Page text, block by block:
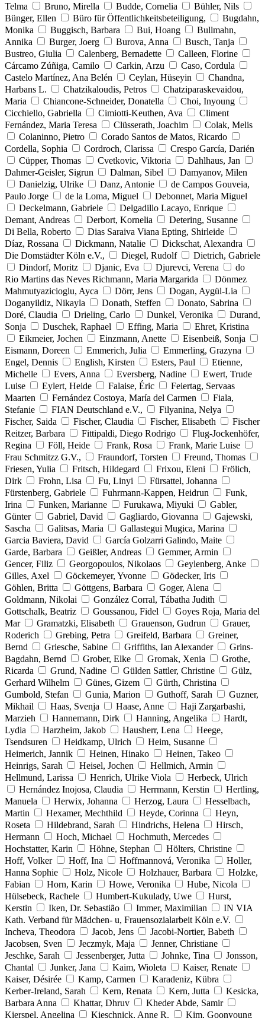
Telma
Bruno, Mirella Budde, Cornelia
Bühler, Nils
Bünger, Ellen
Büro für Öffentlichkeitsbeteiligung,
Bugdahn,
Monika
Buggisch, Barbara Bui, Hoang
Bullmahn,
Annika
Burger, Joerg Burova, Anna
Busch, Tanja
Bustreo, Giulia
Calenberg, Bernadette
Calleen, Florine
Cárcamo Zúñiga, Camilo
Carkin, Arzu
Caso, Cordula
Castelo Martínez, Ana Belén
Ceylan, Hüseyin
Chandna,
Harbans L.
Chatzikaloudis, Petros
Chatziparaskevaidou,
Maria
Chiancone-Schneider, Donatella
Choi, Inyoung
Cicchiello, Gabriella
Cimiotti-Keuthen, Ava
Climent
Fernández, Maria Teresa
Clüsserath, Joachim
Colak, Melis
Colaninno, Pietro
Corado Santos de Matos, Ricardo
Cordella, Sophia
Cordroch, Clarissa
Crespo García, Darién
Cüpper, Thomas
Cvetkovic, Viktoria
Dahlhaus, Jan
Dahmer-Geisler, Sigrun
Dalman, Sibel
Damyanov, Milen
Danielzig, Ulrike
Danz, Antonie
de Campos Gouveia,
Paulo Jorge
de la Loma, Miguel
Debonnet, Maria Miguel
Deckelmann, Gabriele
Delgadillo Lacayo, Enrique
Demant, Andreas
Derbort, Kornelia
Detering, Susanne
Di Bella, Roberto
Dias Saraiva Viana Epting, Shirleide
Díaz, Rossana
Dickmann, Natalie
Dickschat, Alexandra
Die Domstädter Köln e.V.,
Diegel, Rudolf
Dietrich, Gabriele
Dindorf, Moritz
Djanic, Eva Djurevci, Verena
do
Rio Martins das Neves Richmann, Maria Margarida
Dönmez
Mahmutyazicioglu, Ayca
Dörr, Jens
Dogan, Aygül-Lia
Doganyildiz, Nikayla
Donath, Steffen
Donato, Sabrina
Doré, Claudia
Drieling, Carlo Dunkel, Veronika
Durand,
Sonja
Duschek, Raphael Effing, Maria
Ehret, Kristina
Eikmeier, Jochen
Einzmann, Anette
Eisenbeiß, Sonja
Eismann, Doreen
Emmerich, Julia
Emmerling, Grazyna
Engel, Dennis
English, Kirsten Esters, Paul
Etienne,
Michelle
Evers, Anna Eversberg, Nadine
Ewert, Trude
Luise
Eylert, Heide Falaise, Éric
Feiertag, Servaas
Maarten
Fernández Costoya, María del Carmen
Fiala,
Stefanie
FIAN Deutschland e.V.,
Filyanina, Nelya
Fischer, Saida
Fischer, Claudia Fischer, Elisabeth
Fischer
Reitzer, Barbara
Fittipaldi, Diego Rodrigo
Flug-Jockenhöfer,
Regina
Föll, Heide Frank, Rosa
Frank, Marie Luise
Frau Schmitzz G.V.,
Fraundorf, Torsten
Freund, Thomas
Friesen, Yulia
Fritsch, Hildegard Frixou, Eleni
Frölich,
Dirk
Frohn, Lisa Fu, Linyi
Fürsattel, Johanna
Fürstenberg, Gabriele
Fuhrmann-Kappen, Heidrun
Funk,
Irina
Funken, Marianne Furukawa, Miyuki
Gabler,
Günter
Gabriel, David Gagliardo, Giovanna
Gajewski,
Sascha
Galitsas, Maria
Gallastegui Mugica, Marina
Garcia Baviera, David
García Golzarri Galindo, Maite
Garde, Barbara
Geißler, Andreas
Gemmer, Armin
Gencer, Filiz
Georgopoulos, Nikolaos
Geylenberg, Anke
Gilles, Axel
Göckemeyer, Yvonne
Gödecker, Iris
Göhlen, Britta
Göttgens, Barbara
Goger, Alena
Goldmann, Nikolai
González Corral, Tábatha Judith
Gottschalk, Beatriz
Goussanou, Fidel
Goyes Roja, Maria del
Mar
Gramatzki, Elisabeth Grauenson, Gudrun
Grauer,
Roderich
Grebing, Petra Greifeld, Barbara
Greiner,
Bernd
Griesche, Sabine Griffiths, Ian Alexander
Grins-
Bagdahn, Bernd
Grober, Elke Gromak, Xenia
Grothe,
Ricarda
Grund, Nadine Gülden Sattler, Christine
Gülz,
Gerhard Wilhelm
Günes, Gizem
Gürth, Christina
Gumbold, Stefan
Gunia, Marion Guthoff, Sarah
Guzner,
Mikhail
Haas, Svenja Haase, Anne
Haji Zargarbashi,
Marzieh
Hannemann, Dirk Hanning, Angelika
Hardt,
Lydia
Harzheim, Jakob Hausherr, Lena
Heege,
Tsendsuren
Heidkamp, Ulrich
Heim, Susanne
Heimerich, Jannik
Heinen, Hinako
Heinen, Takeo
Heinrigs, Sarah
Heisel, Jochen
Hellmich, Armin
Hellmund, Larissa
Henrich, Ulrike Viola
Herbeck, Ulrich
Hernández Inojosa, Claudia
Herrmann, Kerstin
Hertling,
Manuela
Herwix, Johanna Herzog, Laura
Hesselbach,
Martin
Hexamer, Mechthild Heyde, Corinna
Heyn,
Roseta
Hildebrand, Sarah Hindrichs, Helena
Hirsch,
Hermann
Hoch, Michael
Hochmuth, Mercedes
Hochstatter, Karin
Höhne, Stephan
Hölters, Christine
Hoff, Volker
Hoff, Ina Hoffmannová, Veronika
Holler,
Hanna Sophie
Holz, Nicole Holzhauer, Barbara
Holzke,
Fabian
Horn, Karin Howe, Veronika
Hube, Nicola
Hülsebeck, Rachele
Humbert-Kukulady, Uwe
Hurst,
Kerstin
Iken, Dr. Sebastião Immer, Maximilian
IN VIA
Kath. Verband für Mädchen- u, Frauensozialarbeit Köln e.V.
Incheva, Theodora
Jacob, Jens
Jacobi-Nortier, Babeth
Jacobsen, Sven
Jeczmyk, Maja
Jenner, Christiane
Jeschke, Sarah
Jessenberger, Jutta Johnke, Tina
Jonsson,
Chantal
Junker, Jana Kaim, Wioleta
Kaiser, Renate
Kaiser, Désirée
Kamp, Carmen
Karadeniz, Kübra
Kerber-Ireland, Sarah
Kern, Renata Kern, Jutta
Kesicka,
Barbara Anna
Khattar, Dhruv
Kheder Abde, Samir
Kierspel, Angelina
Kieschnick, Anne R. Kim, Goonyoung